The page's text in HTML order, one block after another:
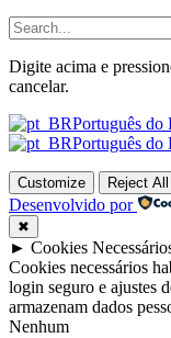
Digite acima e
cancelar.
Português do
Português do
Customize Reject All
Desenvolvido por
✖
► Cookies
Cookies necessários
login seguro e ajustes
armazenam dados
Nenhum